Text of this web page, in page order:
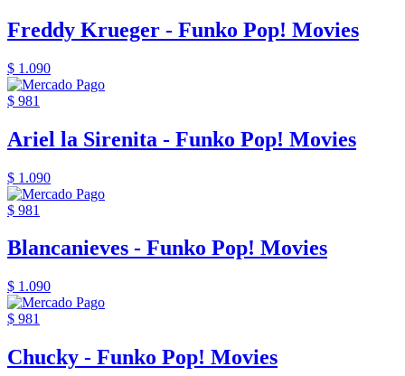
Freddy Krueger - Funko Pop! Movies
$ 1.090
$ 981
Ariel la Sirenita - Funko Pop! Movies
$ 1.090
$ 981
Blancanieves - Funko Pop! Movies
$ 1.090
$ 981
Chucky - Funko Pop! Movies